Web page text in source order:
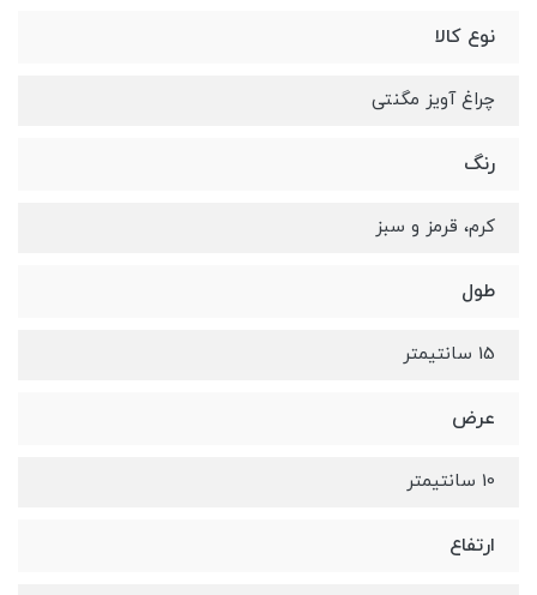
نوع کالا
چراغ آویز مگنتی
رنگ
کرم، قرمز و سبز
طول
15 سانتیمتر
عرض
10 سانتیمتر
ارتفاع